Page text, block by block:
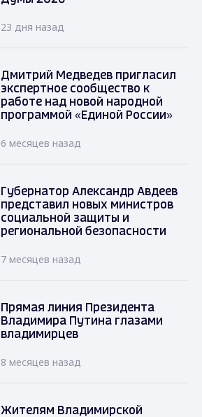
23 дня назад
Дмитрий Медведев пригласил
экспертное сообщество к
работе над новой народной
программой «Единой России»
6 месяцев назад
Губернатор Александр Авдеев
представил новых министров
социальной защиты и
региональной безопасности
7 месяцев назад
Прямая линия Президента
Владимира Путина глазами
владимирцев
8 месяцев назад
Жителям Владимирской